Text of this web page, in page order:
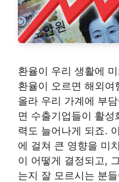
환율이 우리 생활에
환율이 오르면 해외여
올라 우리 가계에 부
면 수출기업들이 활
력도 늘어나게 되죠.
에 걸쳐 큰 영향을 미
이 어떻게 결정되고,
는지 잘 모르시는 분